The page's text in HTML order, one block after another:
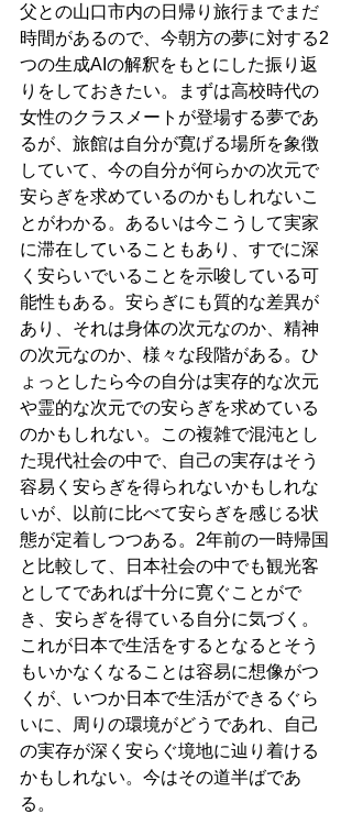
父との山口市内の日帰り旅行までまだ
時間があるので、今朝方の夢に対する2
つの生成AIの解釈をもとにした振り返
りをしておきたい。まずは高校時代の
女性のクラスメートが登場する夢であ
るが、旅館は自分が寛げる場所を象徴
していて、今の自分が何らかの次元で
安らぎを求めているのかもしれないこ
とがわかる。あるいは今こうして実家
に滞在していることもあり、すでに深
く安らいでいることを示唆している可
能性もある。安らぎにも質的な差異が
あり、それは身体の次元なのか、精神
の次元なのか、様々な段階がある。ひ
ょっとしたら今の自分は実存的な次元
や霊的な次元での安らぎを求めている
のかもしれない。この複雑で混沌とし
た現代社会の中で、自己の実存はそう
容易く安らぎを得られないかもしれな
いが、以前に比べて安らぎを感じる状
態が定着しつつある。2年前の一時帰国
と比較して、日本社会の中でも観光客
としてであれば十分に寛ぐことがで
き、安らぎを得ている自分に気づく。
これが日本で生活をするとなるとそう
もいかなくなることは容易に想像がつ
くが、いつか日本で生活ができるぐら
いに、周りの環境がどうであれ、自己
の実存が深く安らぐ境地に辿り着ける
かもしれない。今はその道半ばであ
る。